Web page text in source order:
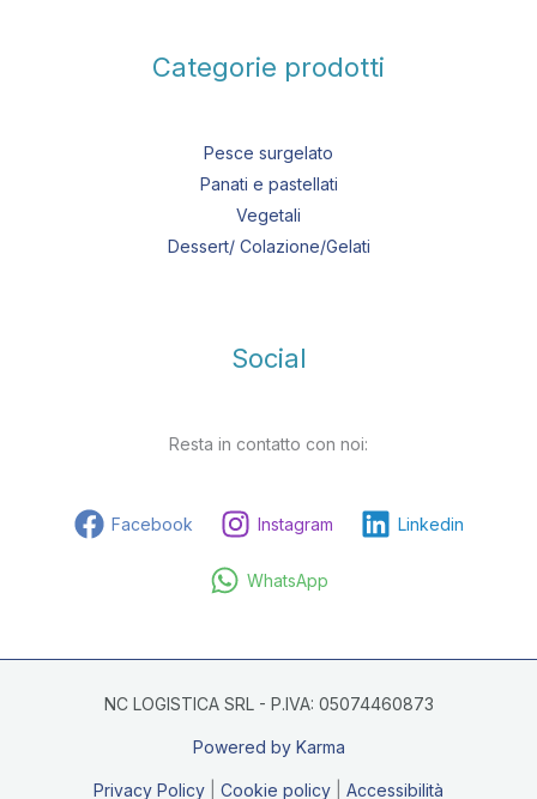
Categorie prodotti
Pesce surgelato
Panati e pastellati
Vegetali
Dessert/ Colazione/Gelati
Social
Resta in contatto con noi:
Facebook Instagram Linkedin
WhatsApp
NC LOGISTICA SRL - P.IVA: 05074460873
Powered by Karma
Privacy Policy Cookie policy Accessibilità